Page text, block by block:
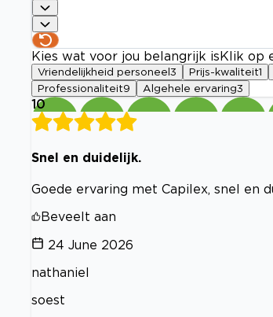
Kies wat voor jou belangrijk is Klik op
Vriendelijkheid personeel 3 Prijs-kwaliteit1
Professionaliteit9 Algehele ervaring3
10
Snel en duidelijk.
Goede ervaring met Capilex, snel en
Beveelt aan
24 June 2026
nathaniel
soest